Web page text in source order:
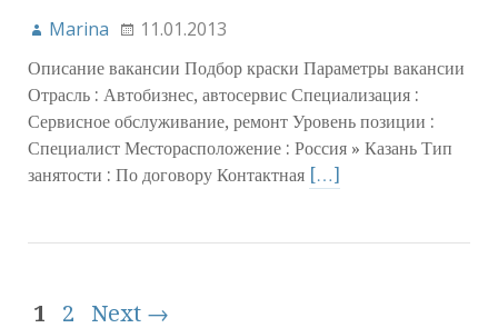
Marina 11.01.2013
Описание вакансии Подбор краски Параметры вакансии
Отрасль : Автобизнес, автосервис Специализация :
Сервисное обслуживание, ремонт Уровень позиции :
Специалист Месторасположение : Россия » Казань Тип
занятости : По договору Контактная […]
1 2 Next →